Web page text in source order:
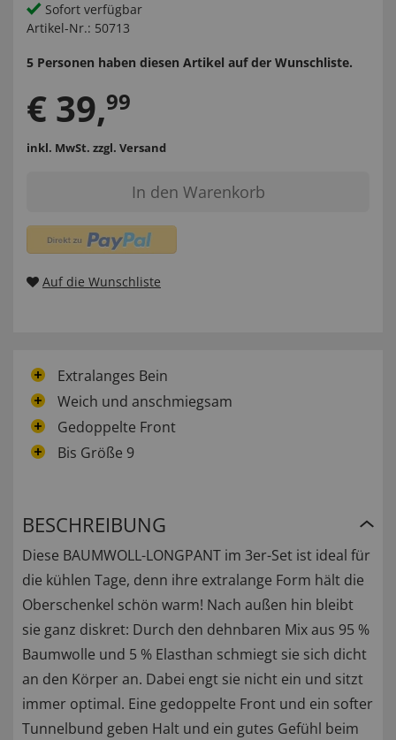
Sofort verfügbar
Artikel-Nr.: 50713
5 Personen haben diesen Artikel auf der Wunschliste.
€ 39,99
inkl. MwSt. zzgl. Versand
In den Warenkorb
Auf die Wunschliste
Extralanges Bein
Weich und anschmiegsam
Gedoppelte Front
Bis Größe 9
BESCHREIBUNG
Diese BAUMWOLL-LONGPANT im 3er-Set ist ideal für
die kühlen Tage, denn ihre extralange Form hält die
Oberschenkel schön warm! Nach außen hin bleibt
sie ganz diskret: Durch den dehnbaren Mix aus 95 %
Baumwolle und 5 % Elasthan schmiegt sie sich dicht
an den Körper an. Dabei engt sie nicht ein und sitzt
immer optimal. Eine gedoppelte Front und ein softer
Tunnelbund geben Halt und ein gutes Gefühl beim